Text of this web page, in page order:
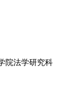
院法学研究科